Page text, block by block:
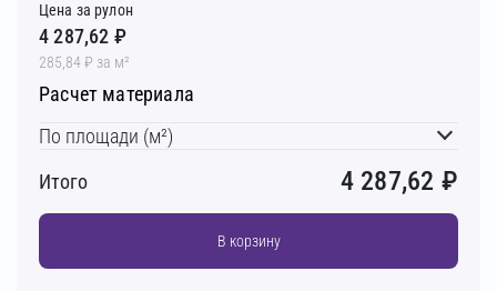
Цена за рулон
4 287,62 ₽
285,84 ₽ за м²
Расчет материала
По площади (м²)
Итого
4 287,62 ₽
В корзину